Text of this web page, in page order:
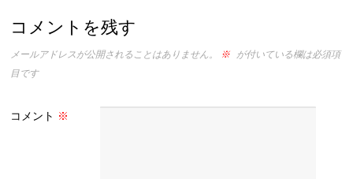
コメントを残す
メールアドレスが公開されることはありません。 ※ が付いている欄は必須項
目です
コメント ※